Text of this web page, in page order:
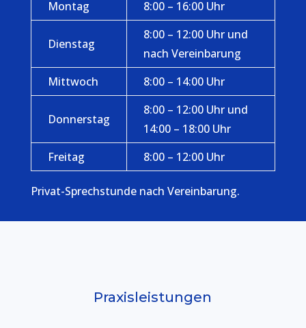
Montag 8:00 – 16:00 Uhr
Dienstag
8:00 – 12:00 Uhr und
nach Vereinbarung
Mittwoch
8:00 – 14:00 Uhr
Donnerstag
8:00 – 12:00 Uhr und
14:00 – 18:00 Uhr
Freitag
8:00 – 12:00 Uhr
Privat-Sprechstunde nach Vereinbarung.
Praxisleistungen